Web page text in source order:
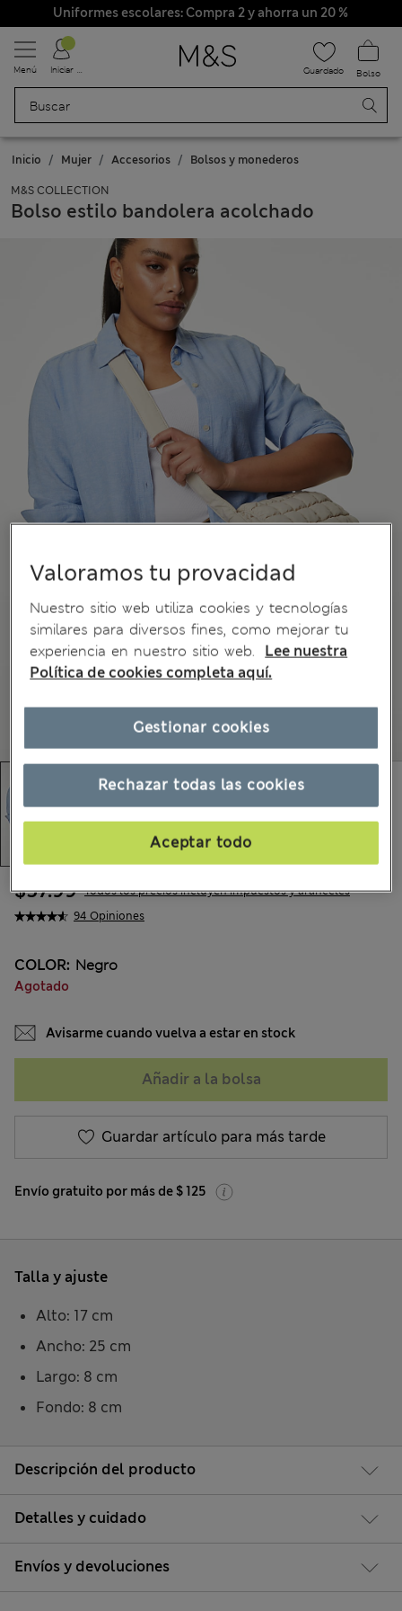
Uniformes escolares: Compra 2 y ahorra un 20 %
Menú Iniciar sesión Guardado Bolso
Inicio Mujer Accesorios Bolsos y monederos
M&S COLLECTION
Bolso estilo bandolera acolchado
94 Opiniones
$57.99 Todos los precios incluyen impuestos y aranceles
COLOR: Negro
Agotado
Avisarme cuando vuelva a estar en stock
Añadir a la bolsa
Guardar artículo para más tarde
Envío gratuito por más de $ 125
Descripción del producto
Detalles y cuidado
Envíos y devoluciones
Talla y ajuste
Alto: 17 cm
Ancho: 25 cm
Largo: 8 cm
Fondo: 8 cm
Valoramos tu provacidad
Nuestro sitio web utiliza cookies y tecnologías
similares para diversos fines, como mejorar tu
experiencia en nuestro sitio web.
Lee nuestra
Política de cookies completa aquí.
Rechazar todas las cookies
Aceptar todo
Gestionar cookies